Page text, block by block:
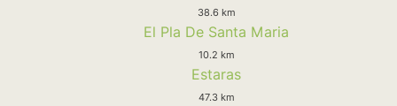
38.6 km
El Pla De Santa Maria
10.2 km
Estaras
47.3 km